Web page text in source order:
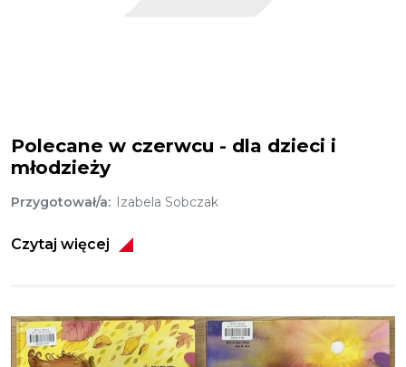
Polecane w czerwcu - dla dzieci i
młodzieży
Przygotował/a Izabela Sobczak
Czytaj więcej
Obraz